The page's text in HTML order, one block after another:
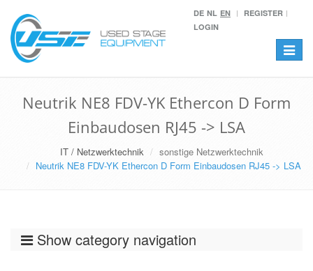
DE NL EN
REGISTER
LOGIN
Toggle
Neutrik NE8 FDV-YK Ethercon D Form
Einbaudosen RJ45 -> LSA
IT / Netzwerktechnik
sonstige Netzwerktechnik
Neutrik NE8 FDV-YK Ethercon D Form Einbaudosen RJ45 -> LSA
Show category navigation